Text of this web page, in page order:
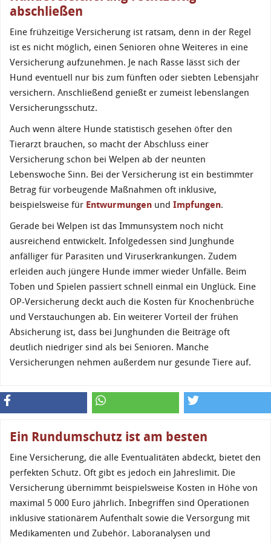
abschließen
Eine frühzeitige Versicherung ist ratsam, denn in der Regel
ist es nicht möglich, einen Senioren ohne Weiteres in eine
Versicherung aufzunehmen. Je nach Rasse lässt sich der
Hund eventuell nur bis zum fünften oder siebten Lebensjahr
versichern. Anschließend genießt er zumeist lebenslangen
Versicherungsschutz.
Auch wenn ältere Hunde statistisch gesehen öfter den
Tierarzt brauchen, so macht der Abschluss einer
Versicherung schon bei Welpen ab der neunten
Lebenswoche Sinn. Bei der Versicherung ist ein bestimmter
Betrag für vorbeugende Maßnahmen oft inklusive,
beispielsweise für Entwurmungen und Impfungen.
Gerade bei Welpen ist das Immunsystem noch nicht
ausreichend entwickelt. Infolgedessen sind Junghunde
anfälliger für Parasiten und Viruserkrankungen. Zudem
erleiden auch jüngere Hunde immer wieder Unfälle. Beim
Toben und Spielen passiert schnell einmal ein Unglück. Eine
OP-Versicherung deckt auch die Kosten für Knochenbrüche
und Verstauchungen ab. Ein weiterer Vorteil der frühen
Absicherung ist, dass bei Junghunden die Beiträge oft
deutlich niedriger sind als bei Senioren. Manche
Versicherungen nehmen außerdem nur gesunde Tiere auf.
Ein Rundumschutz ist am besten
Eine Versicherung, die alle Eventualitäten abdeckt, bietet den
perfekten Schutz. Oft gibt es jedoch ein Jahreslimit. Die
Versicherung übernimmt beispielsweise Kosten in Höhe von
maximal 5 000 Euro jährlich. Inbegriffen sind Operationen
inklusive stationärem Aufenthalt sowie die Versorgung mit
Medikamenten und Zubehör. Laboranalysen und